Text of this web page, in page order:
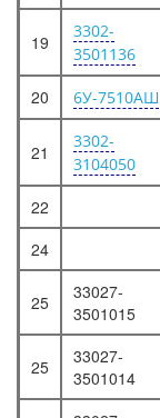
19
3302-
3501136
20 6У-7510АШ
21
3302-
3104050
22
24
25
33027-
3501015
25
33027-
3501014